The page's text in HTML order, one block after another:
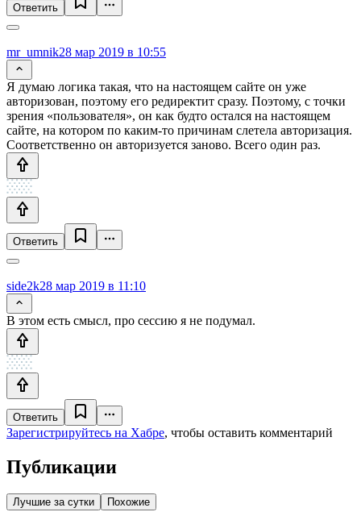
Ответить
mr_umnik28 мар 2019 в 10:55
Я думаю логика такая, что на настоящем сайте он уже
авторизован, поэтому его редиректит сразу. Поэтому, с точки
зрения «пользователя», он как будто остался на настоящем
сайте, на котором по каким-то причинам слетела авторизация.
Соответственно он авторизуется заново. Всего один раз.
Ответить
side2k28 мар 2019 в 11:10
В этом есть смысл, про сессию я не подумал.
Ответить
Зарегистрируйтесь на Хабре, чтобы оставить комментарий
Публикации
Лучшие за сутки Похожие